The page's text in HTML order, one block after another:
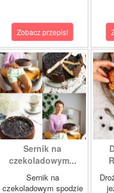
Zobacz przepis!
Sernik na
czekoladowym...
Sernik na
czekoladowym spodzie